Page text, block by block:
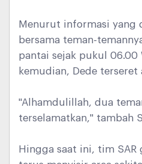
Menurut informasi yang
bersama teman-
pantai sejak pukul 06.00
kemudian, Dede terseret
"Alhamdulillah, dua
terselamatkan," tambah
Hingga saat ini, tim SAR